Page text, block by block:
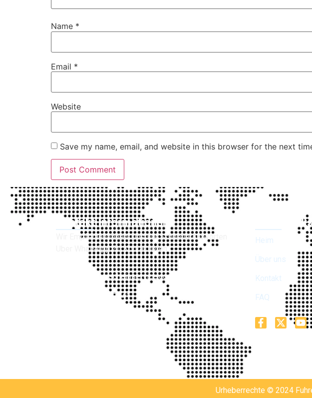
Name *
Email *
Website
Save my name, email, and website in this browser for the next
Kontakt Informationen
Wir Empfehlen Ihnen, Uns Für Schnelle Antworten
Uber WhatsApp Zu Kontaktieren.
info@fuhrerscheinservice.com
+4915731870941
Direkt
Heim
Über uns
Kontakt
FAQ
Urheberrechte © 2024